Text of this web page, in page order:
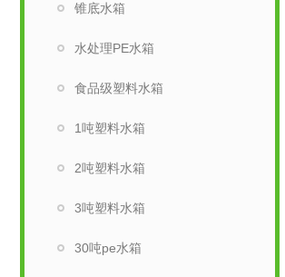
锥底水箱
水处理PE水箱
食品级塑料水箱
1吨塑料水箱
2吨塑料水箱
3吨塑料水箱
30吨pe水箱